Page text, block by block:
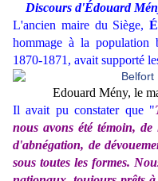
Discours d'Édouard
L'ancien maire du Siège,
hommage à la population
1870-1871, avait supporté
Edouard Mény, le
Il avait pu constater que "
nous avons été témoin,
d'abnégation, de
sous toutes les formes.